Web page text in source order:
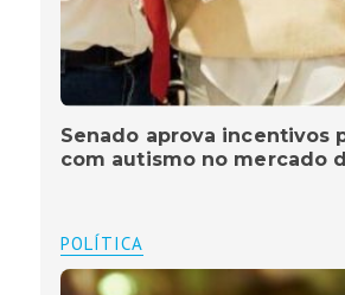
Senado aprova incentivos
com autismo no mercado
POLÍTICA